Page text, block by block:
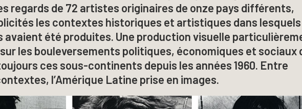
regards de 72 artistes originaires de onze pays différents,
les contextes historiques et artistiques dans lesquels
avaient été produites. Une production visuelle
les bouleversements politiques, économiques et sociaux
ces sous-continents depuis les années 1960. Entre
l’Amérique Latine prise en images.